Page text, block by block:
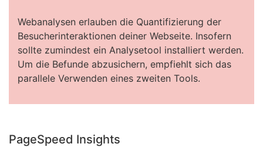
Webanalysen erlauben die Quantifizierung der
Besucherinteraktionen deiner Webseite. Insofern
sollte zumindest ein Analysetool installiert werden.
Um die Befunde abzusichern, empfiehlt sich das
parallele Verwenden eines zweiten Tools.
PageSpeed Insights